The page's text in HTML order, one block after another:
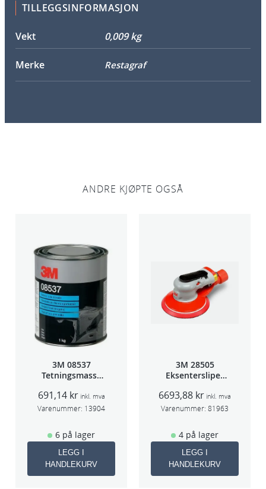
a
n
t
TILLEGGSINFORMASJON
Vekt 0,009 kg
Merke Restagraf
ANDRE KJØPTE OGSÅ
3M 08537
Tetningsmasse
691,14 kr inkl. mva
Varenummer: 13904
6 på lager
LEGG I
HANDLEKURV
3M 28505
Eksentersliper
2,5mm slag
75mm
6693,88 kr inkl. mva
Varenummer: 81963
4 på lager
LEGG I
HANDLEKURV